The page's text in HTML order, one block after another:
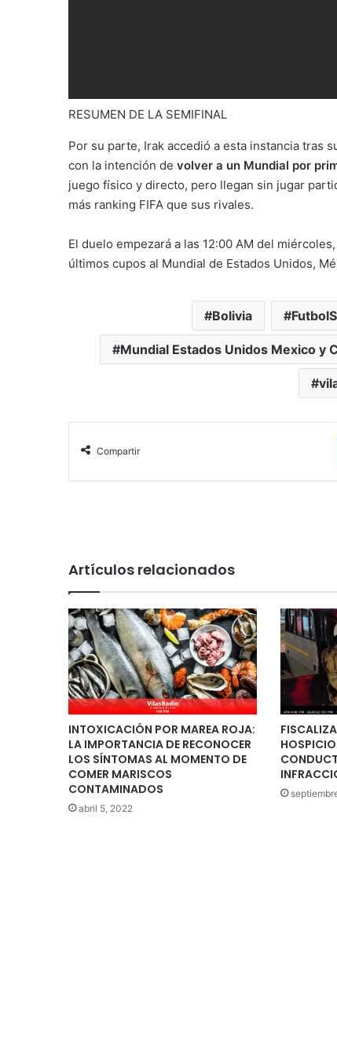
RESUMEN DE LA SEMIFINAL
Por su parte, Irak accedió a esta instancia tras
con la intención de volver a un Mundial por
juego físico y directo, pero llegan sin jugar
más ranking FIFA que sus rivales.
El duelo empezará a las 12:00 AM del
últimos cupos al Mundial de Estados Unidos,
Bolivia
Mundial Estados Unidos Mexico y
Compartir
Artículos relacionados
INTOXICACIÓN POR MAREA ROJA:
LA IMPORTANCIA DE RECONOCER
LOS SÍNTOMAS AL MOMENTO DE
COMER MARISCOS
CONTAMINADOS
abril 5, 2022